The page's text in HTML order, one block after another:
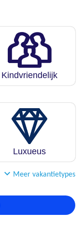
Kindvriendelijk
Luxueus
Meer vakantietypes